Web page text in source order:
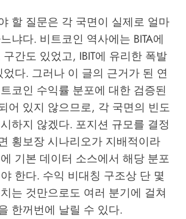
할 질문은 각 국면이 실제로 얼마
냐다. 비트코인 역사에는 BITA에
간도 있었고, IBIT에 유리한 폭발
다. 그러나 이 글의 근거가 된 연
코인 수익률 분포에 대한 검증된
어 있지 않으므로, 각 국면의 빈도
하지 않겠다. 포지션 규모를 결정
횡보장 시나리오가 지배적이라
기본 데이터 소스에서 해당 분포
한다. 수익 비대칭 구조상 단 몇
는 것만으로도 여러 분기에 걸쳐
한꺼번에 날릴 수 있다.